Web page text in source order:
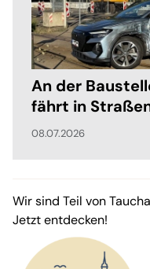
An der
fährt in
08.07.2026
Wir sind Teil von
Jetzt entdecken!